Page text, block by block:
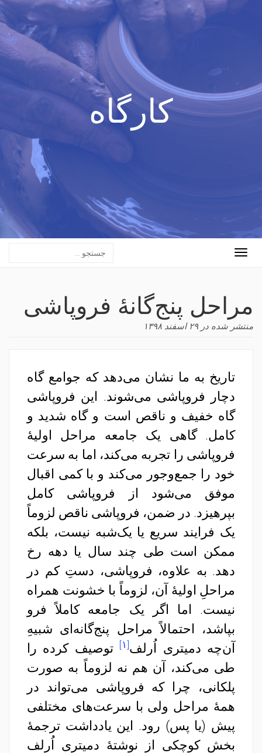
کارگاه
Toggle
مراحل پنج‌گانهٔ فروپاشی
منتشر شده در ۲۹ اسفند ۱۳۹۸
تاریخ به ما نشان می‌دهد که جوامع گاه
دچار فروپاشی می‌شوند. این فروپاشی
گاه خفیف و ناقص است و گاه شدید و
کامل. گاهی یک جامعه مراحل اولیهٔ
فروپاشی را تجربه می‌کند، اما به سرعت
خود را جمع‌و‌جور می‌کند و با کمی اقبال
موفق می‌شود از فروپاشی کامل
بپرهیزد. در ضمن، فروپاشی ناقص لزوماً
یک فرایند سریع یا یک‌شبه نیست، بلکه
ممکن است طی چند سال یا دهه رخ
دهد. به علاوه، فروپاشی، دستِ کم در
مراحلِ اولیهٔ آن، لزوماً با خشونت همراه
نیست. اما اگر یک جامعه کاملاً فرو
بپاشد، احتمالاً مراحل پنج‌گانه‌ای شبیهِ
آن‌چه دمیتری اُرلف[۱]
توصیف کرده را
طی می‌کند، آن هم نه لزوماً به صورت
پلکانی، چرا که فروپاشی می‌تواند در
همهٔ مراحل ولی با سرعت‌های مختلفی
پیش (یا پس) رود. این یادداشت ترجمهٔ
بخش کوچکی از نوشتهٔ دمیتری اُرلف